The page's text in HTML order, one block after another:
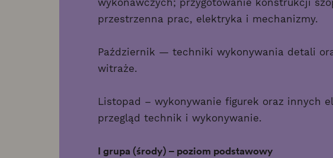
przestrzenna prac, elektryka i mechanizmy.
Październik — techniki wykonywania detali
witraże.
Listopad – wykonywanie figurek oraz innych
przegląd technik i wykonywanie.
I grupa (środy) – poziom podstawowy